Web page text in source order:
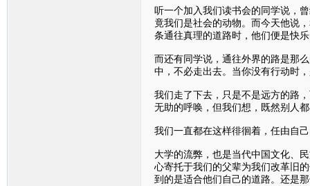
听一个加入我们读书会的同学说，
竟我们是社会的动物。而今天他说
条通往真理的道路时，他们便是快
而还有同学说，通往外界的路是那
中，不必走出去。当你没有行动时
我们走了下去，只是不是远方的路
无助的呼唤，但我们想，既然别人
我们一直都在这样徘徊着，任由自
大学的流弊，也是当代中国文化、
心寄托于我们的父辈为我们改革旧
到的是适合他们自己的道路。还是